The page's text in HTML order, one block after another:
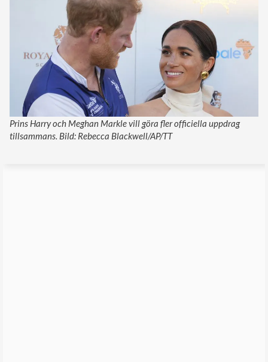
Prins Harry och Meghan Markle vill göra fler officiella uppdrag
tillsammans. Bild: Rebecca Blackwell/AP/TT